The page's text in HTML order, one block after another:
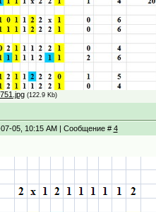
(122.9 Kb)
05, 10:15 AM | Сообщение # 4